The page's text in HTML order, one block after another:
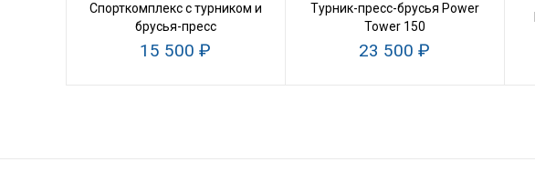
Спорткомплекс с турником и
брусья-пресс
15 500 ₽
Турник-пресс-брусья Power
Tower 150
23 500 ₽